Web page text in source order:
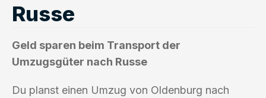
Russe
Geld sparen beim Transport der
Umzugsgüter nach Russe
Du planst einen Umzug von Oldenburg nach